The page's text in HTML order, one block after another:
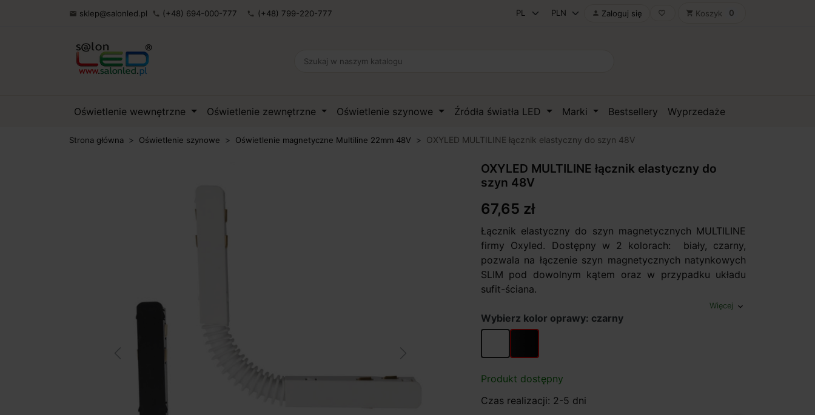
 sklep@salonled.pl phone (+48) 694-000-777 phone (+48) 799-220-777  Zaloguj się favorite_border shopping_cart Koszyk 0
Oświetlenie wewnętrzne Oświetlenie zewnętrzne Oświetlenie szynowe Źródła światła LED Marki Bestsellery Wyprzedaże
Strona główna Oświetlenie szynowe Oświetlenie magnetyczne Multiline 22mm 48V OXYLED MULTILINE łącznik elastyczny do szyn 48V
OXYLED MULTILINE łącznik elastyczny do
szyn 48V
67,65 zł
Łącznik elastyczny do szyn magnetycznych MULTILINE
firmy Oxyled. Dostępny w 2 kolorach: biały, czarny,
pozwala na łączenie szyn magnetycznych natynkowych
SLIM pod dowolnym kątem oraz w przypadku układu
sufit-ściana.
Więcej expand_more
Wybierz kolor oprawy: czarny
biały czarny
Produkt dostępny
Czas realizacji: 2-5 dni